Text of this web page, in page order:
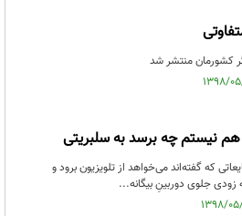
کشورمان منتشر شد
نیستم چه برسد به سلبریتی
که گفته‌اند می‌خواهد از تلویزیون برود و
جلوی دوربینِ بیگانه...